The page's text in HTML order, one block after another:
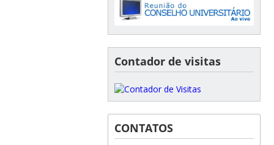
Contador de visitas
CONTATOS